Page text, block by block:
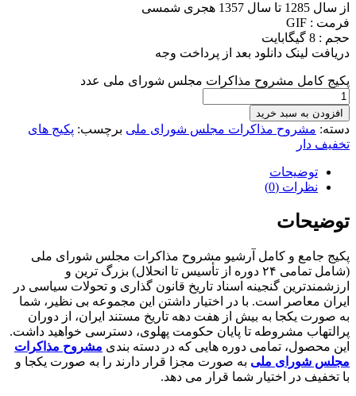
از سال 1285 تا سال 1357 هجری شمسی
فرمت : GIF
حجم : 8 گیگابایت
دریافت لینک دانلود بعد از پرداخت وجه
پکیج کامل مشروح مذاکرات مجلس شورای ملی عدد
افزودن به سبد خرید
دسته: مشروح مذاکرات مجلس شورای ملی برچسب: پکیج های
تخفیف دار
توضیحات
نظرات (0)
توضیحات
پکیج جامع و کامل آرشیو مشروح مذاکرات مجلس شورای ملی
(شامل تمامی ۲۴ دوره از تأسیس تا انحلال) بزرگ ترین و
ارزشمندترین گنجینه اسناد تاریخ قانون گذاری و تحولات سیاسی در
ایران معاصر است. با در اختیار داشتن این مجموعه بی نظیر، شما
به صورت یکجا به بیش از هفت دهه تاریخ مستند ایران، از دوران
پرالتهاب مشروطه تا پایان حکومت پهلوی، دسترسی خواهید داشت.
این محصول، تمامی دوره هایی که در دسته بندی مشروح مذاکرات
مجلس شورای ملی به صورت مجزا قرار دارند را به صورت یکجا و
با تخفیف در اختیار شما قرار می دهد.